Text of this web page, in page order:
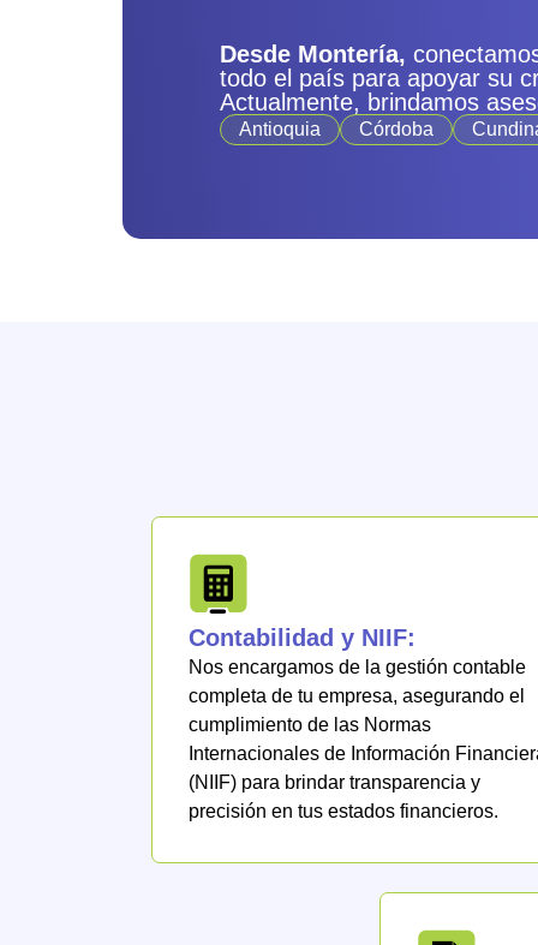
Desde Montería,
todo el país para apoyar su
Actualmente, brindamos
Antioquia Córdoba
Contabilidad y NIIF:
Nos encargamos de la gestión contable
completa de tu empresa, asegurando el
cumplimiento de las Normas
Internacionales de Información
(NIIF) para brindar transparencia y
precisión en tus estados financieros.